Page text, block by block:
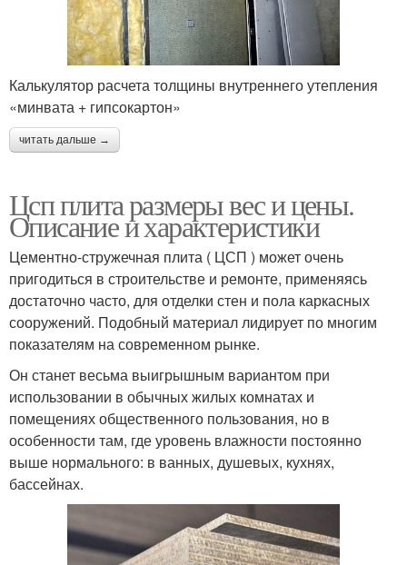
Калькулятор расчета толщины внутреннего утепления
«минвата + гипсокартон»
читать дальше →
Цсп плита размеры вес и цены.
Описание и характеристики
Цементно-стружечная плита ( ЦСП ) может очень
пригодиться в строительстве и ремонте, применяясь
достаточно часто, для отделки стен и пола каркасных
сооружений. Подобный материал лидирует по многим
показателям на современном рынке.
Он станет весьма выигрышным вариантом при
использовании в обычных жилых комнатах и
помещениях общественного пользования, но в
особенности там, где уровень влажности постоянно
выше нормального: в ванных, душевых, кухнях,
бассейнах.